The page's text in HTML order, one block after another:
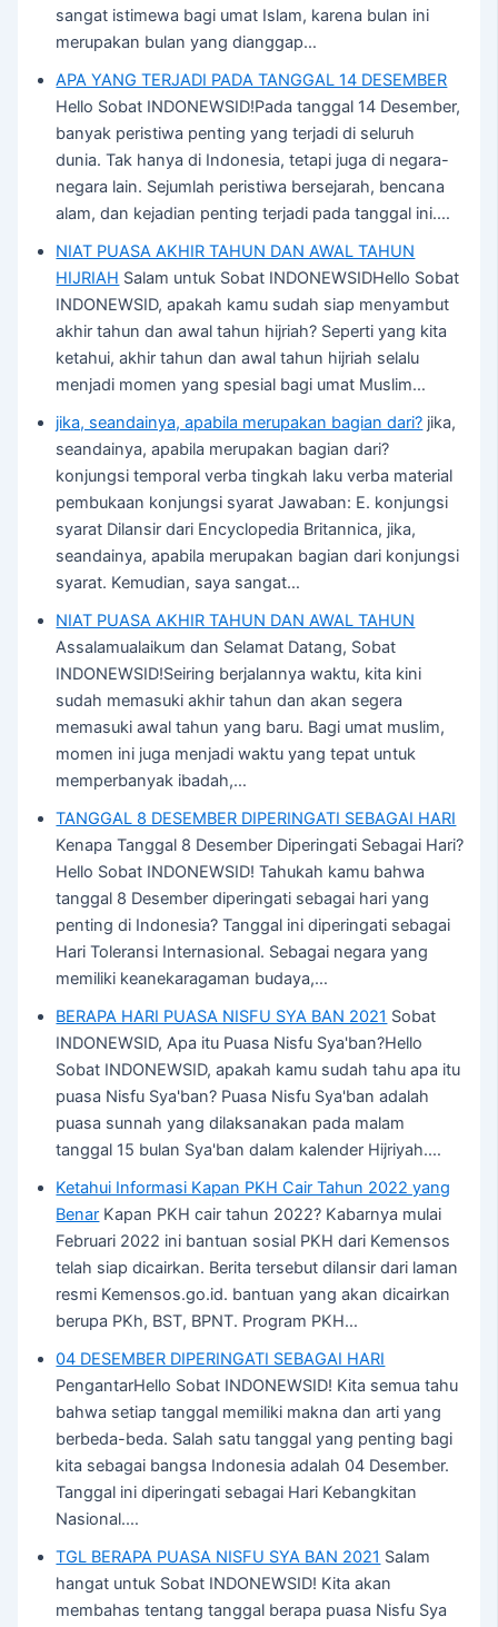
sangat istimewa bagi umat Islam, karena bulan ini
merupakan bulan yang dianggap…
APA YANG TERJADI PADA TANGGAL 14 DESEMBER
Hello Sobat INDONEWSID!Pada tanggal 14 Desember,
banyak peristiwa penting yang terjadi di seluruh
dunia. Tak hanya di Indonesia, tetapi juga di negara-
negara lain. Sejumlah peristiwa bersejarah, bencana
alam, dan kejadian penting terjadi pada tanggal ini.…
NIAT PUASA AKHIR TAHUN DAN AWAL TAHUN
HIJRIAH Salam untuk Sobat INDONEWSIDHello Sobat
INDONEWSID, apakah kamu sudah siap menyambut
akhir tahun dan awal tahun hijriah? Seperti yang kita
ketahui, akhir tahun dan awal tahun hijriah selalu
menjadi momen yang spesial bagi umat Muslim…
jika, seandainya, apabila merupakan bagian dari? jika,
seandainya, apabila merupakan bagian dari?
konjungsi temporal verba tingkah laku verba material
pembukaan konjungsi syarat Jawaban: E. konjungsi
syarat Dilansir dari Encyclopedia Britannica, jika,
seandainya, apabila merupakan bagian dari konjungsi
syarat. Kemudian, saya sangat…
NIAT PUASA AKHIR TAHUN DAN AWAL TAHUN
Assalamualaikum dan Selamat Datang, Sobat
INDONEWSID!Seiring berjalannya waktu, kita kini
sudah memasuki akhir tahun dan akan segera
memasuki awal tahun yang baru. Bagi umat muslim,
momen ini juga menjadi waktu yang tepat untuk
memperbanyak ibadah,…
TANGGAL 8 DESEMBER DIPERINGATI SEBAGAI HARI
Kenapa Tanggal 8 Desember Diperingati Sebagai Hari?
Hello Sobat INDONEWSID! Tahukah kamu bahwa
tanggal 8 Desember diperingati sebagai hari yang
penting di Indonesia? Tanggal ini diperingati sebagai
Hari Toleransi Internasional. Sebagai negara yang
memiliki keanekaragaman budaya,…
BERAPA HARI PUASA NISFU SYA BAN 2021 Sobat
INDONEWSID, Apa itu Puasa Nisfu Sya'ban?Hello
Sobat INDONEWSID, apakah kamu sudah tahu apa itu
puasa Nisfu Sya'ban? Puasa Nisfu Sya'ban adalah
puasa sunnah yang dilaksanakan pada malam
tanggal 15 bulan Sya'ban dalam kalender Hijriyah.…
Ketahui Informasi Kapan PKH Cair Tahun 2022 yang
Benar Kapan PKH cair tahun 2022? Kabarnya mulai
Februari 2022 ini bantuan sosial PKH dari Kemensos
telah siap dicairkan. Berita tersebut dilansir dari laman
resmi Kemensos.go.id. bantuan yang akan dicairkan
berupa PKh, BST, BPNT. Program PKH…
04 DESEMBER DIPERINGATI SEBAGAI HARI
PengantarHello Sobat INDONEWSID! Kita semua tahu
bahwa setiap tanggal memiliki makna dan arti yang
berbeda-beda. Salah satu tanggal yang penting bagi
kita sebagai bangsa Indonesia adalah 04 Desember.
Tanggal ini diperingati sebagai Hari Kebangkitan
Nasional.…
TGL BERAPA PUASA NISFU SYA BAN 2021 Salam
hangat untuk Sobat INDONEWSID! Kita akan
membahas tentang tanggal berapa puasa Nisfu Sya